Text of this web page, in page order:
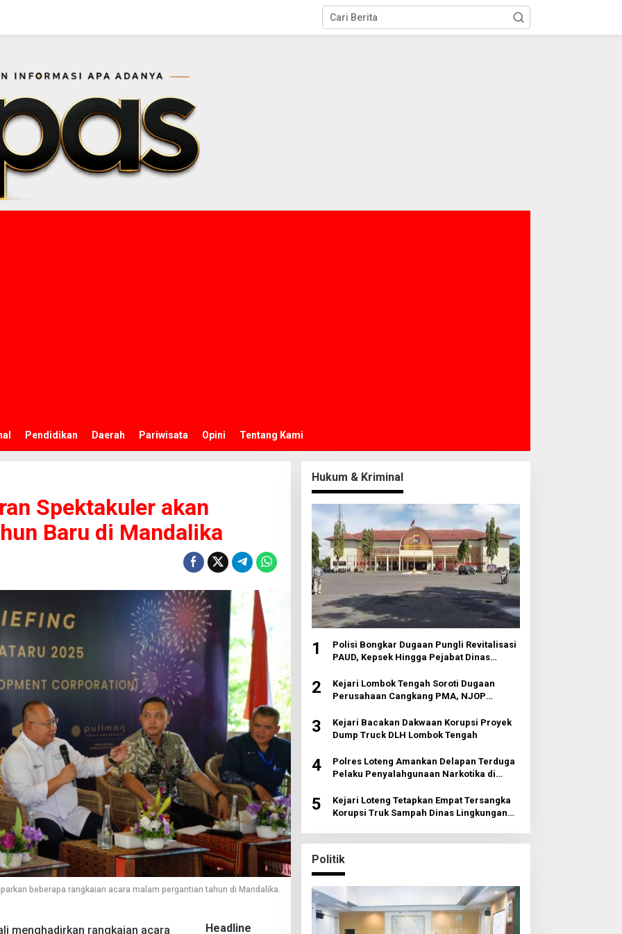
Pendidikan Daerah Pariwisata Opini Tentang Kami
Spektakuler akan
Baru di Mandalika
beberapa rangkaian acara malam pergantian tahun di Mandalika.
menghadirkan rangkaian acara
Headline
Hukum & Kriminal
1
Polisi Bongkar Dugaan Pungli Revitalisasi
PAUD, Kepsek Hingga Pejabat Dinas
2
Kejari Lombok Tengah Soroti Dugaan
Perusahaan Cangkang PMA, NJOP
Wisata
3
Kejari Bacakan Dakwaan Korupsi Proyek
Dump Truck DLH Lombok Tengah
4
Polres Loteng Amankan Delapan Terduga
Pelaku Penyalahgunaan Narkotika di
5
Kejari Loteng Tetapkan Empat Tersangka
Korupsi Truk Sampah Dinas Lingkungan
Politik